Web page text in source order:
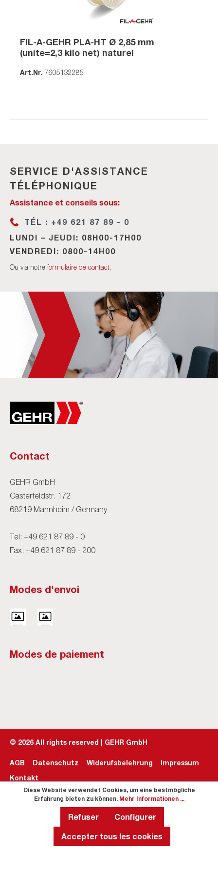
FIL-A-GEHR PLA-HT Ø 2,85 mm
(unite=2,3 kilo net) naturel
Art.Nr. 7605132285
SERVICE D'ASSISTANCE
TÉLÉPHONIQUE
Assistance et conseils sous:
TÉL : +49 621 87 89 - 0
LUNDI – JEUDI: 08H00-17H00
VENDREDI: 0800-14H00
Ou via notreformulaire de contact.
Contact
GEHR GmbH
Casterfeldstr. 172
68219 Mannheim / Germany
Tel: +49 621 87 89 - 0
Fax: +49 621 87 89 - 200
Modes d'envoi
Modes de paiement
© 2026 All rights reserved | GEHR GmbH
AGB Datenschutz Widerufsbelehrung
Impressum
Kontakt
Diese Website verwendet Cookies, um eine bestmögliche
Erfahrung bieten zu können. Mehr Informationen ...
Refuser Configurer
Accepter tous les cookies